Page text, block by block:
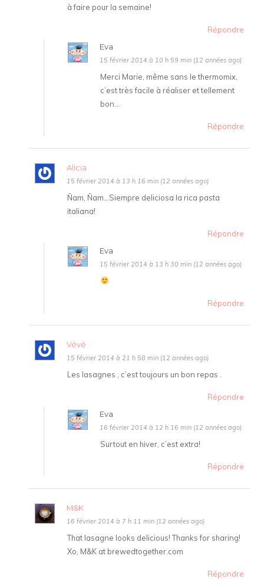
à faire pour la semaine!
Répondre
Eva
15 février 2014 à 10 h 59 min (12 années ago)
Merci Marie, même sans le thermomix,
c’est très facile à réaliser et tellement
bon…
Répondre
Alicia
15 février 2014 à 13 h 16 min (12 années ago)
Ñam, Ñam…Siempre deliciosa la rica pasta
italiana!
Répondre
Eva
15 février 2014 à 13 h 30 min (12 années ago)
Répondre
Vévé
15 février 2014 à 21 h 58 min (12 années ago)
Les lasagnes , c’est toujours un bon repas .
Répondre
Eva
16 février 2014 à 12 h 16 min (12 années ago)
Surtout en hiver, c’est extra!
Répondre
M&K
16 février 2014 à 7 h 11 min (12 années ago)
That lasagne looks delicious! Thanks for sharing!
Xo, M&K at brewedtogether.com
Répondre